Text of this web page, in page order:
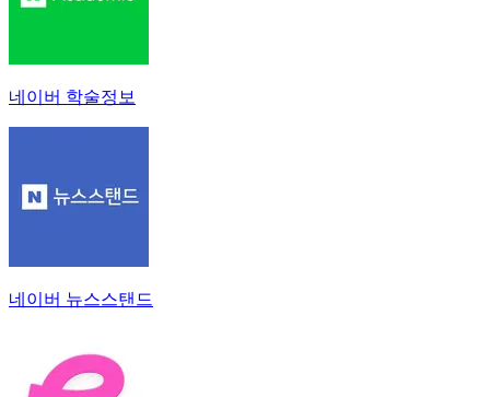
네이버 학술정보
네이버 뉴스스탠드